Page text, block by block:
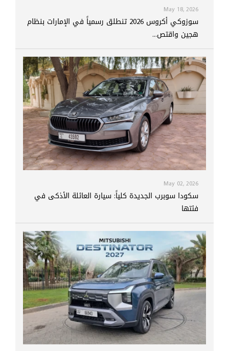
May 18, 2026
سوزوكي أكروس 2026 تنطلق رسمياً في الإمارات بنظام
هجين واقتص...
May 02, 2026
سكودا سوبرب الجديدة كلياً: سيارة العائلة الأذكى في
فئتها